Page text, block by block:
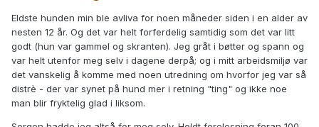
Eldste hunden min ble avliva for noen måneder siden i en alder av
nesten 12 år. Og det var helt forferdelig samtidig som det var litt
godt (hun var gammel og skranten). Jeg gråt i bøtter og spann og
var helt utenfor meg selv i dagene derpå; og i mitt arbeidsmiljø var
det vanskelig å komme med noen utredning om hvorfor jeg var så
distrè - der var synet på hund mer i retning "ting" og ikke noe
man blir fryktelig glad i liksom.